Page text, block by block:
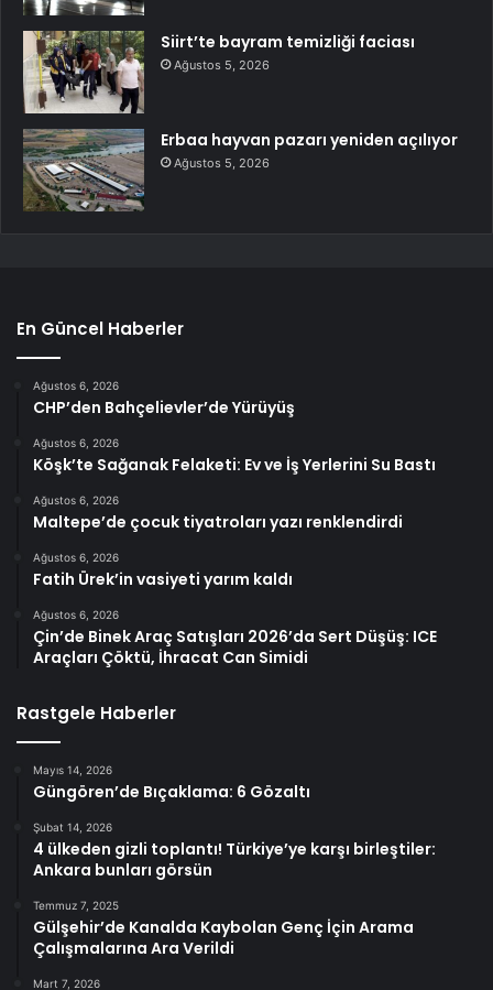
Siirt’te bayram temizliği faciası
Ağustos 5, 2026
Erbaa hayvan pazarı yeniden açılıyor
Ağustos 5, 2026
En Güncel Haberler
Ağustos 6, 2026
CHP’den Bahçelievler’de Yürüyüş
Ağustos 6, 2026
Köşk’te Sağanak Felaketi: Ev ve İş Yerlerini Su Bastı
Ağustos 6, 2026
Maltepe’de çocuk tiyatroları yazı renklendirdi
Ağustos 6, 2026
Fatih Ürek’in vasiyeti yarım kaldı
Ağustos 6, 2026
Çin’de Binek Araç Satışları 2026’da Sert Düşüş: ICE
Araçları Çöktü, İhracat Can Simidi
Rastgele Haberler
Mayıs 14, 2026
Güngören’de Bıçaklama: 6 Gözaltı
Şubat 14, 2026
4 ülkeden gizli toplantı! Türkiye’ye karşı birleştiler:
Ankara bunları görsün
Temmuz 7, 2025
Gülşehir’de Kanalda Kaybolan Genç İçin Arama
Çalışmalarına Ara Verildi
Mart 7, 2026